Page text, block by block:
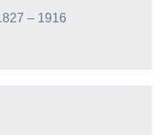
– 1916